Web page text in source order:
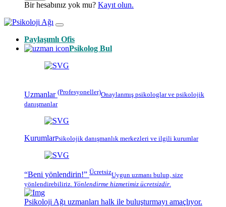
Bir hesabınız yok mu? Kayıt olun.
Paylaşımlı Ofis
Psikolog Bul
Uzmanlar (Profesyoneller)Onaylanmış psikologlarve psikolojik
danışmanlar
KurumlarPsikolojik danışmanlık merkezleri ve ilgili kurumlar
“Beni yönlendirin!” ÜcretsizUygun uzmanı bulup, size
yönlendirebiliriz. Yönlendirme hizmetimiz ücretsizdir.
Psikoloji Ağı uzmanları halk ile buluşturmayı amaçlıyor.